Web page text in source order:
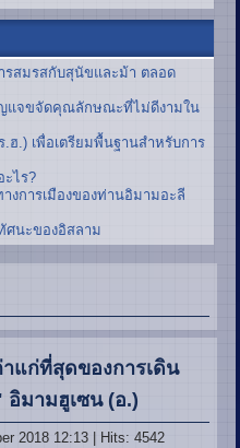
รสมรสกับสุนัขและม้า ตลอด
แจขจัดคุณลักษณะที่ไม่ดีงามใน
.) เพื่อเตรียมพื้นฐานสำหรับการ
ะไร?
การเมืองของท่านอิมามอะลี
ศนะของอิสลาม
แก่ที่สุดของการเดิน
อิมามฮูเซน (อ.)
2018 12:13 | Hits: 4542